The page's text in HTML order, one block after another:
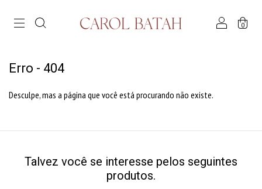
0
Erro - 404
Desculpe, mas a página que você está procurando não existe.
Talvez você se interesse pelos seguintes
produtos.